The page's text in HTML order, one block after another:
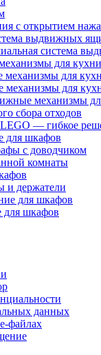
с открытием
выдвижных
система
для кухни
для
для
механизмы
сбора отходов
— гибкое
для шкафов
с доводчиком
комнаты
и держатели
для шкафов
для шкафов
данных
файлах